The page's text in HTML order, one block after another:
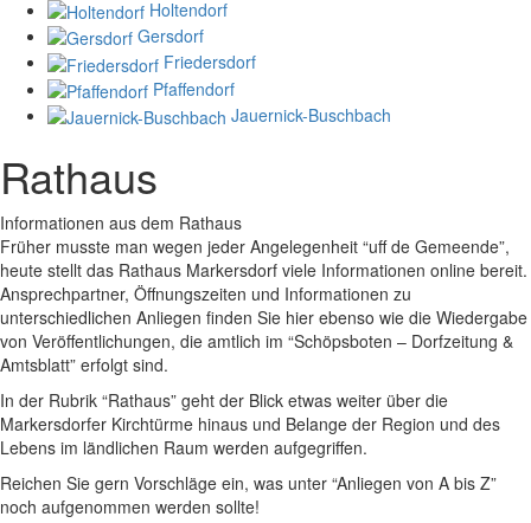
Holtendorf
Gersdorf
Friedersdorf
Pfaffendorf
Jauernick-Buschbach
Rathaus
Informationen aus dem Rathaus
Früher musste man wegen jeder Angelegenheit “uff de Gemeende”,
heute stellt das Rathaus Markersdorf viele Informationen online bereit.
Ansprechpartner, Öffnungszeiten und Informationen zu
unterschiedlichen Anliegen finden Sie hier ebenso wie die Wiedergabe
von Veröffentlichungen, die amtlich im “Schöpsboten – Dorfzeitung &
Amtsblatt” erfolgt sind.
In der Rubrik “Rathaus” geht der Blick etwas weiter über die
Markersdorfer Kirchtürme hinaus und Belange der Region und des
Lebens im ländlichen Raum werden aufgegriffen.
Reichen Sie gern Vorschläge ein, was unter “Anliegen von A bis Z”
noch aufgenommen werden sollte!